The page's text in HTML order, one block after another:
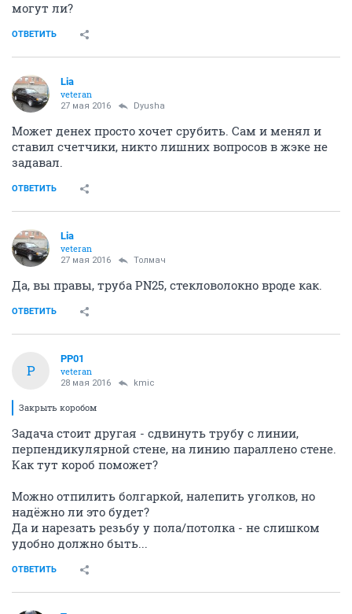
могут ли?
ОТВЕТИТЬ
Lia
veteran
27 мая 2016 Dyusha
Может денех просто хочет срубить. Сам и менял и
ставил счетчики, никто лишних вопросов в жэке не
задавал.
ОТВЕТИТЬ
Lia
veteran
27 мая 2016 Толмач
Да, вы правы, труба PN25, стекловолокно вроде как.
ОТВЕТИТЬ
P
PP01
veteran
28 мая 2016 kmic
Закрыть коробом
Задача стоит другая - сдвинуть трубу с линии,
перпендикулярной стене, на линию параллено стене.
Как тут короб поможет?
Можно отпилить болгаркой, налепить уголков, но
надёжно ли это будет?
Да и нарезать резьбу у пола/потолка - не слишком
удобно должно быть...
ОТВЕТИТЬ